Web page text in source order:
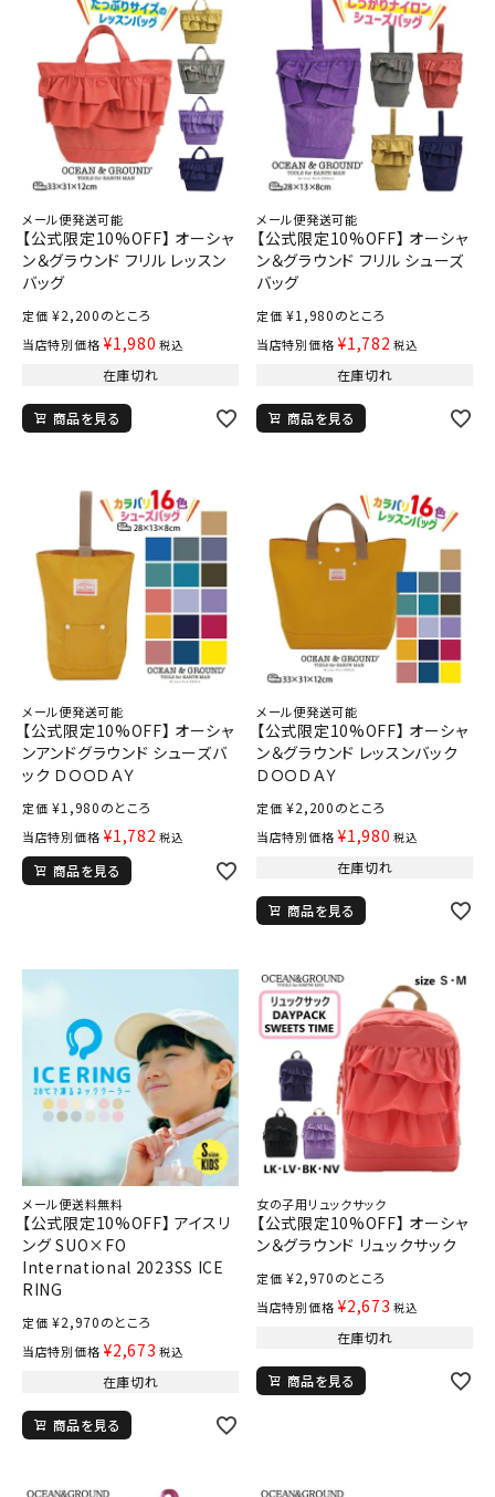
メール便発送可能
【公式限定10%OFF】 オーシャ
ン＆グラウンド フリル レッスン
バッグ
定価 ¥2,200のところ
当店特別価格 ¥1,980 税込
在庫切れ
商品を見る
メール便発送可能
【公式限定10%OFF】 オーシャ
ン＆グラウンド フリル シューズ
バッグ
定価 ¥1,980のところ
当店特別価格 ¥1,782 税込
在庫切れ
商品を見る
メール便発送可能
【公式限定10%OFF】 オーシャ
ンアンドグラウンド シューズバ
ック ＤＯＯＤＡＹ
定価 ¥1,980のところ
当店特別価格 ¥1,782 税込
商品を見る
メール便発送可能
【公式限定10%OFF】 オーシャ
ン＆グラウンド レッスンバック
ＤＯＯＤＡＹ
定価 ¥2,200のところ
当店特別価格 ¥1,980 税込
在庫切れ
商品を見る
メール便送料無料
【公式限定10%OFF】 アイスリ
ング SUO×FO
International 2023SS ICE
RING
定価 ¥2,970のところ
当店特別価格 ¥2,673 税込
在庫切れ
商品を見る
女の子用リュックサック
【公式限定10%OFF】 オーシャ
ン＆グラウンド リュックサック
定価 ¥2,970のところ
当店特別価格 ¥2,673 税込
在庫切れ
商品を見る